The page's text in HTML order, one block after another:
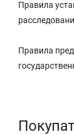
Правила
Правила